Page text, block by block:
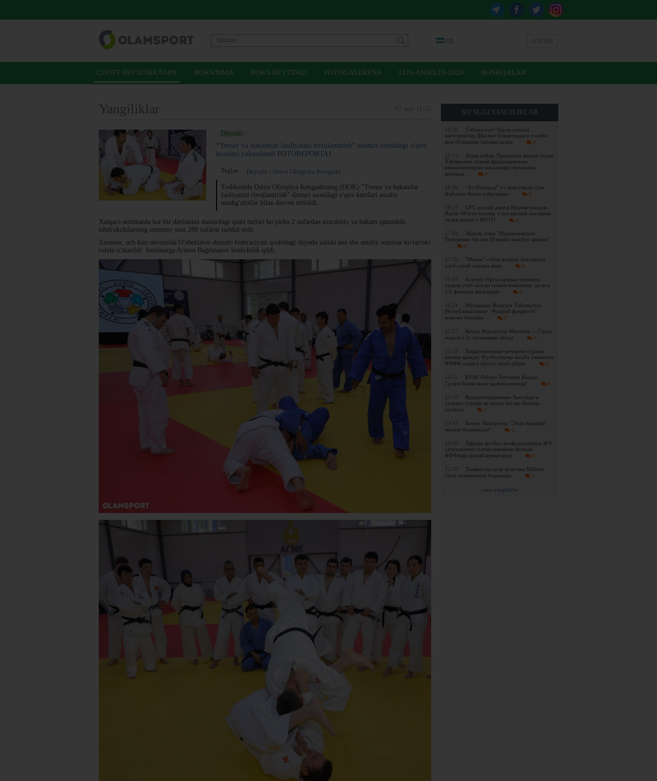
OZ
СПОРТ ЯНГИЛИКЛАРИ BOKS/MMA BOKS REYTINGI FOTOGALEREYA LOS-ANJELES-2028 BOSHQALAR
SO’NGGI YANGILIKLAR
19:59
Ўзбекистон? Турли сунъий
интеллектлар Шахмат Олимпиадаси ғолиби
ким бўлишини тахмин қилди
0
19:15
Яхши хабар: Президент вакили билан
Ўзбекистон хоккей федерациясини
ривожлантириш масалалари муҳокама
қилинди
0
18:48
“Ал Иттиҳод” уч мавсумдан сўнг
Фабиньо билан хайрлашди
0
18:21
UFC асосий жанги Нурмагомедов -
Ядонг бўлган турнир учун расмий постерни
эълон қилди + ФОТО
0
17:49
Абдель-Азиз: "Нурмагомедов
Топурияни таслим бўлишга мажбур қилади"
0
17:18
"Милан" собиқ юлдузи Англиядан
клуб сотиб олишга яқин
0
16:53
Асосий тўрга саралаш турнири
орқали етиб келган теннисчимизнинг эртаги
1/4 финалда якунланди
0
16:24
Муҳаммад Жалудга Ўзбекистон
Республикасининг "Фахрий фуқароси"
мақоми берилди
0
15:57
Конор Макгрегор Махачев — Гэрри
жангига ўз тахминини айтди
0
15:33
Инфантинонинг кечирим сўраши
камлик қилади: Футболчилар касаба уюшмаси
ФИФА олдига тўртта талаб қўйди
0
14:52
БУМ! Роберт Уиттакер Богдан
Гусков билан жанг қилиш ниятида!
0
14:19
Курашчиларимизни Хитойдаги
халқаро турнир ва машғулотлар йиғини
кутяпти
0
13:45
Конор Макгрегор: "Энди ҳақиқий
меҳнат бошланади"
0
13:08
Африка футбол конфедерацияси ЖЧ
ҳуқуқларини сотиш жанжали фонида
ФИФАни қўллаб-қувватлади
0
12:39
Тошкентда оғир атлетика бўйича
Осиё чемпионати бошланди
0
yana yangiliklar
Yangiliklar
Dzyudo
“Trener va hakamlar faoliyatini rivojlantirish” dasturi asosidagi o'quv
kurslari yakunlandi FOTOREPORTAJ
Teglar : Dzyudo Osiyo Olimpiya Kengashi
Toshkentda Osiyo Olimpiya Kengashining (OOK) “Trener va hakamlar
faoliyatini rivojlantirish” dasturi asosidagi o'quv kurslari amaliy
mashg'ulotlar bilan davom ettirildi.
Xalqaro seminarda har bir davlatdan dasturdagi sport turlari bo'yicha 2 nafardan murabbiy va hakam qatnashib,
ishtirokchilarning umumiy soni 280 nafarni tashkil etdti.
Xususan, uch kun davomida O'zbekiston dzyudo federaciyasi qoshidagi dzyudo zalida ana shu amaliy seminar ko'tarinki
ruhda o'tkazildi. Seminarga Armen Bagdasarov boshchilik qildi.